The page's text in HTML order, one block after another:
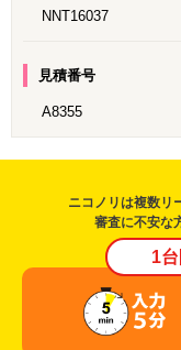
NNT16037
見積番号
A8355
ニコノリは複数リ
審査に不安な
1